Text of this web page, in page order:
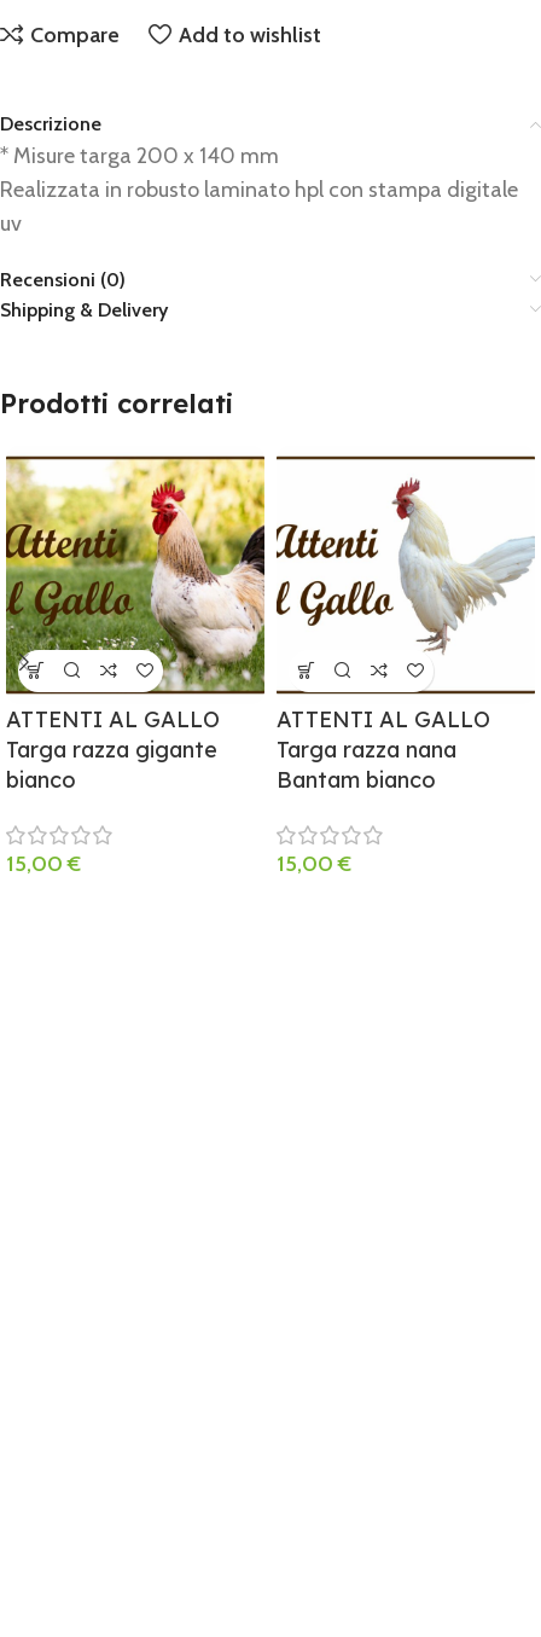
Compare Add to wishlist
Descrizione
* Misure targa 200 x 140 mm
Realizzata in robusto laminato hpl con stampa digitale
uv
Recensioni (0)
Shipping & Delivery
Prodotti correlati
ATTENTI AL GALLO
Targa razza gigante
bianco
15,00€
ATTENTI AL GALLO
Targa razza nana
Bantam bianco
15,00€